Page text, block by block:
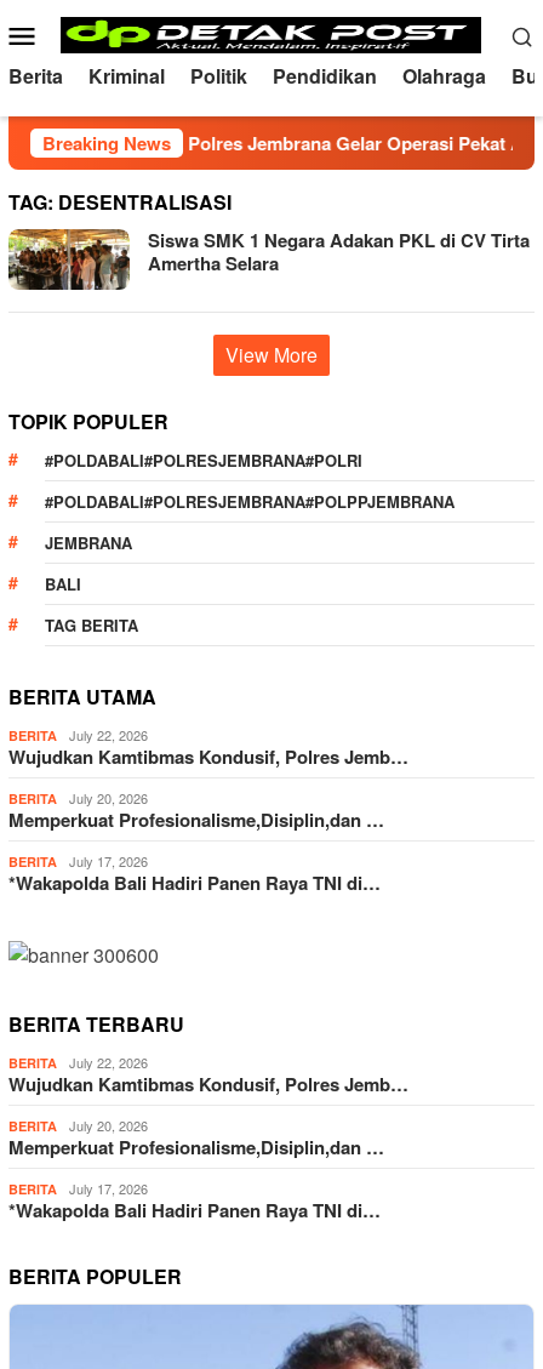
to
content
Mobile
Menu
Berita Kriminal Politik Pendidikan Olahraga
Breaking News
Kondusif, Polres Jembrana Gelar Operasi Pekat Agung
TAG: DESENTRALISASI
Siswa SMK 1 Negara Adakan PKL di CV Tirta
Amertha Selara
View More
TOPIK POPULER
#POLDABALI#POLRESJEMBRANA#POLRI
#POLDABALI#POLRESJEMBRANA#POLPPJEMBRANA
JEMBRANA
BALI
TAG BERITA
BERITA UTAMA
BERITA July 22, 2026
Wujudkan Kamtibmas Kondusif, Polres Jemb…
BERITA July 20, 2026
Memperkuat Profesionalisme,Disiplin,dan …
BERITA July 17, 2026
*Wakapolda Bali Hadiri Panen Raya TNI di…
BERITA TERBARU
BERITA July 22, 2026
Wujudkan Kamtibmas Kondusif, Polres Jemb…
BERITA July 20, 2026
Memperkuat Profesionalisme,Disiplin,dan …
BERITA July 17, 2026
*Wakapolda Bali Hadiri Panen Raya TNI di…
BERITA POPULER